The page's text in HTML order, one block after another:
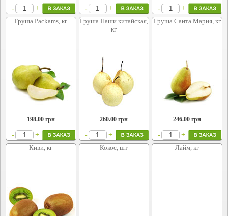
- + - + -
+
Груша Packams, кг
198.00грн
- +
Груша Наши китайская,
кг
260.00 грн
- +
Груша Санта Мария, кг
246.00 грн
-
+
Киви, кг
Кокос, шт Лайм, кг